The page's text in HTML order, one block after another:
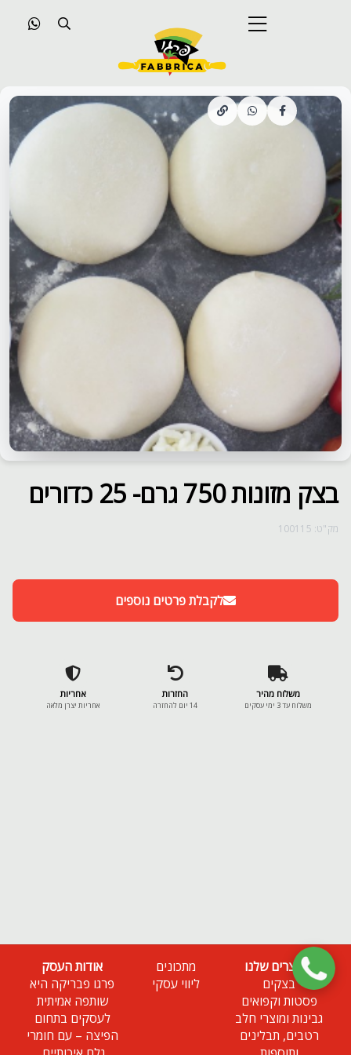
בצק מזונות 750 גרם- 25 כדורים
מק"ט: 100115
לקבלת פרטים נוספים
משלוח מהיר
משלוח עד 3 ימי עסקים
החזרות
14 יום להחזרה
אחריות
אחריות יצרן מלאה
המוצרים שלנו
בצקים
פסטות וקפואים
גבינות ומוצרי חלב
רטבים, תבלינים
מתכונים
ליווי עסקי
אודות העסק
פרגו פבריקה היא
שותפה אמיתית
לעסקים בתחום
הפיצה – עם חומרי